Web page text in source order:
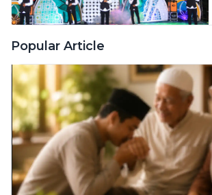
Popular Article